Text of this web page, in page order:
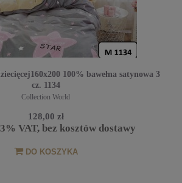
100% bawełna satynowa 3
cz. 1134
Collection World
128,00 zł
VAT, bez kosztów dostawy
DO KOSZYKA